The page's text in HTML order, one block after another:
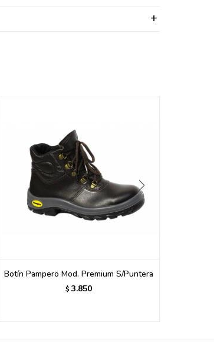
Botín Pampero Mod. Premium S/Puntera
$ 3.850